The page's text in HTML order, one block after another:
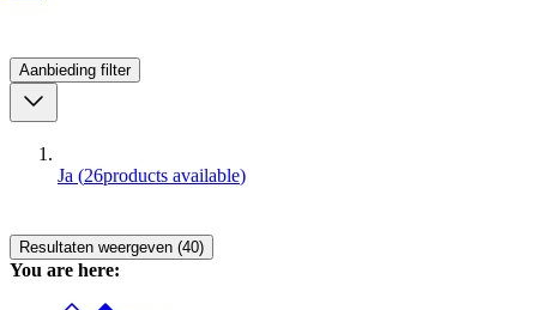
Aanbieding filter
Ja (26products available)
Resultaten weergeven (40)
You are here: